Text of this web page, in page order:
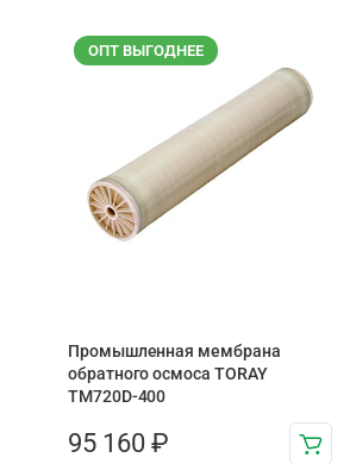
ОПТ ВЫГОДНЕЕ
Промышленная мембрана
обратного осмоса TORAY
TM720D-400
95 160 ₽